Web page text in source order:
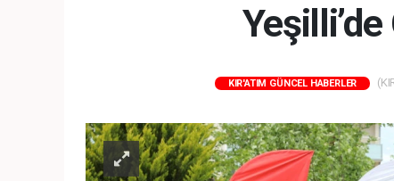
KIR'ATIM GÜNCEL HABERLER